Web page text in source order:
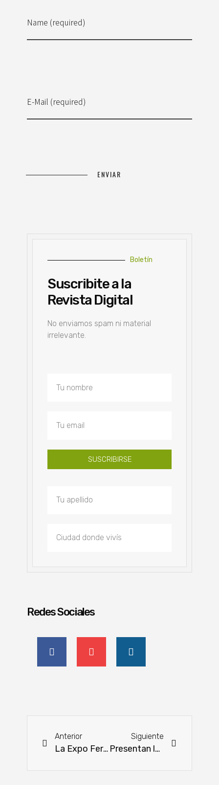
Name (required)
E-Mail (required)
Boletín
Suscribite a la
Revista Digital
No enviamos spam ni material
irrelevante.
SUSCRIBIRSE
Redes Sociales
Anterior
La Expo Feria más importante celebra sus 41 años con grandes experiencias
Siguiente
Presentan las características de las caravanas de baja y de alta frecuencia